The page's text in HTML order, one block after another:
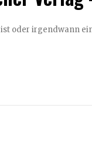
oder irgendwann